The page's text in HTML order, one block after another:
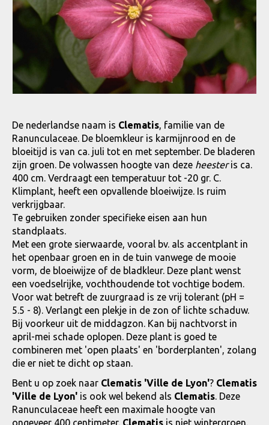
De nederlandse naam is Clematis, familie van de
Ranunculaceae. De bloemkleur is karmijnrood en de
bloeitijd is van ca. juli tot en met september. De bladeren
zijn groen. De volwassen hoogte van deze heesteris ca.
400 cm. Verdraagt een temperatuur tot -20 gr. C.
Klimplant, heeft een opvallende bloeiwijze. Is ruim
verkrijgbaar.
Te gebruiken zonder specifieke eisen aan hun
standplaats.
Met een grote sierwaarde, vooral bv. als accentplant in
het openbaar groen en in de tuin vanwege de mooie
vorm, de bloeiwijze of de bladkleur. Deze plant wenst
een voedselrijke, vochthoudende tot vochtige bodem.
Voor wat betreft de zuurgraad is ze vrij tolerant (pH =
5.5 - 8). Verlangt een plekje in de zon of lichte schaduw.
Bij voorkeur uit de middagzon. Kan bij nachtvorst in
april-mei schade oplopen. Deze plant is goed te
combineren met 'open plaats' en 'borderplanten', zolang
die er niet te dicht op staan.
Bent u op zoek naar Clematis 'Ville de Lyon'? Clematis
'Ville de Lyon' is ook wel bekend als Clematis. Deze
Ranunculaceae heeft een maximale hoogte van
ongeveer 400 centimeter. Clematis is niet wintergroen.